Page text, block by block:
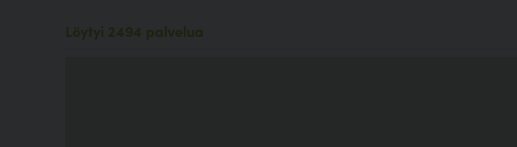
Löytyi 2494 palvelua